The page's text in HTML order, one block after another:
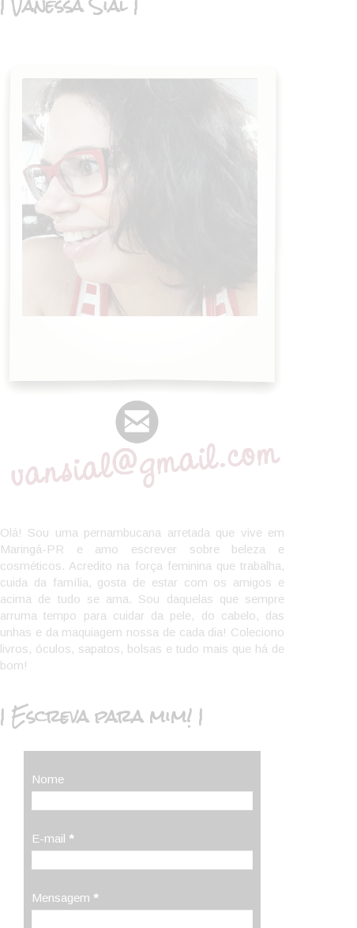
Olá! Sou uma pernambucana arretada que vive em
Maringá-PR e amo escrever sobre beleza e
cosméticos. Acredito na força feminina que trabalha,
cuida da família, gosta de estar com os amigos e
acima de tudo se ama. Sou daquelas que sempre
arruma tempo para cuidar da pele, do cabelo, das
unhas e da maquiagem nossa de cada dia! Coleciono
livros, óculos, sapatos, bolsas e tudo mais que há de
bom!
| Escreva para mim! |
Nome
E-mail *
Mensagem *